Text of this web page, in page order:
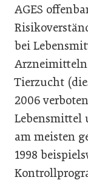
AGES
bei
Arzneimitteln
Tierzucht
2006
Lebensmittel
am meisten
1998